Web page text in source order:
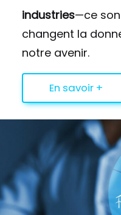
industries—ce
changent la
notre avenir.
En savoir +